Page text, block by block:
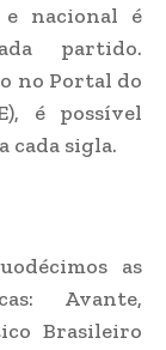
e nacional é
partido.
no Portal do
é possível
cada sigla.
as
Avante,
Brasileiro